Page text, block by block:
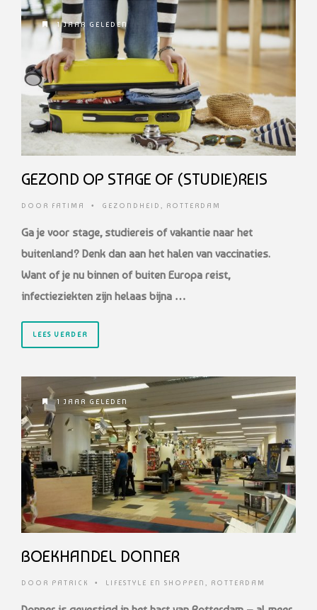
1 JAAR GELEDEN
GEZOND OP STAGE OF (STUDIE)REIS
DOOR FATIMA • GEZONDHEID , ROTTERDAM
Ga je voor stage, studiereis of vakantie naar het
buitenland? Denk dan aan het halen van vaccinaties.
Want of je nu binnen of buiten Europa reist,
infectieziekten zijn helaas bijna …
LEES VERDER
1 JAAR GELEDEN
BOEKHANDEL DONNER
DOOR PATRICK • LIFESTYLE EN SHOPPEN , ROTTERDAM